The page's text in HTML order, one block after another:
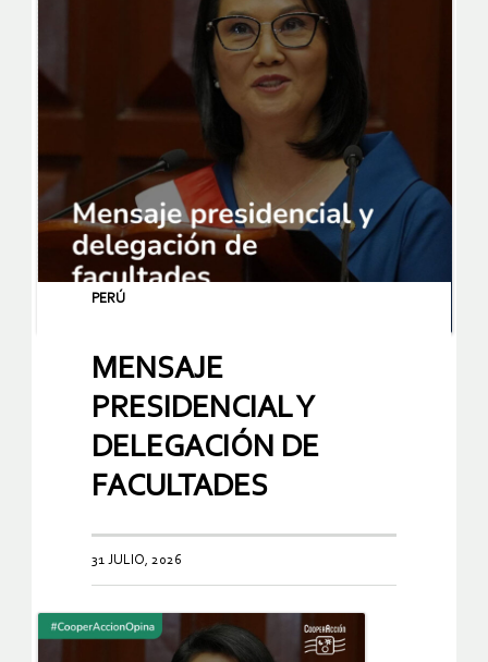
PERÚ
MENSAJE
PRESIDENCIAL Y
DELEGACIÓN DE
FACULTADES
31 JULIO, 2026